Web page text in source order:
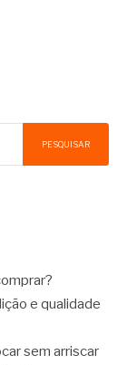
PESQUISAR
e qualidade
sem arriscar